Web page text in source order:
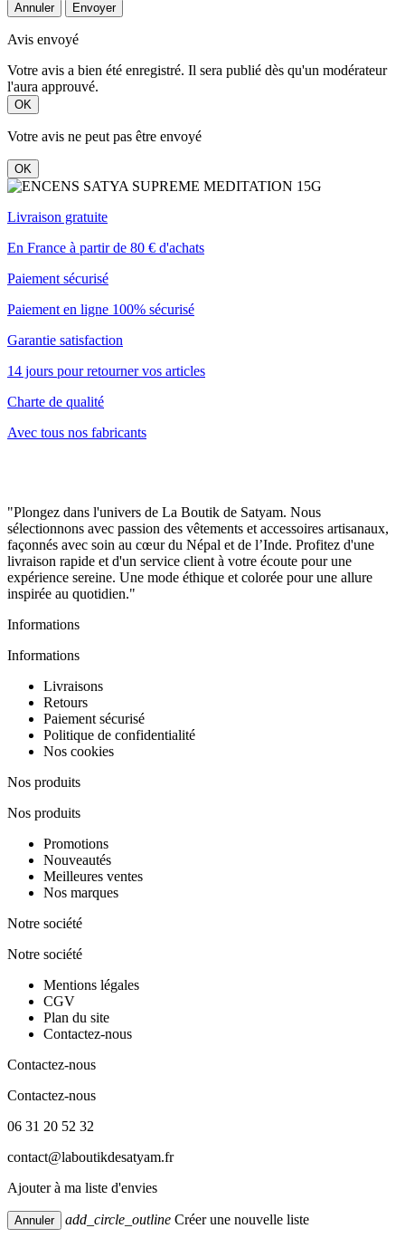
Annuler Envoyer
Avis envoyé
Votre avis a bien été enregistré. Il sera publié dès qu'un modérateur
l'aura approuvé.
OK
Votre avis ne peut pas être envoyé
OK
Livraison gratuite
En France à partir de 80 € d'achats
Paiement sécurisé
Paiement en ligne 100% sécurisé
Garantie satisfaction
14 jours pour retourner vos articles
Charte de qualité
Avec tous nos fabricants
"Plongez dans l'univers de La Boutik de Satyam. Nous
sélectionnons avec passion des vêtements et accessoires artisanaux,
façonnés avec soin au cœur du Népal et de l’Inde. Profitez d'une
livraison rapide et d'un service client à votre écoute pour une
expérience sereine. Une mode éthique et colorée pour une allure
inspirée au quotidien."
Informations
Informations
Livraisons
Retours
Paiement sécurisé
Politique de confidentialité
Nos cookies
Nos produits
Nos produits
Promotions
Nouveautés
Meilleures ventes
Nos marques
Notre société
Notre société
Mentions légales
CGV
Plan du site
Contactez-nous
Contactez-nous
Contactez-nous
06 31 20 52 32
contact@laboutikdesatyam.fr
Ajouter à ma liste d'envies
Annuler add_circle_outline Créer une nouvelle liste